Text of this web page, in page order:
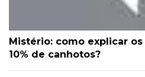
Mistério: como explicar
10% de canhotos?